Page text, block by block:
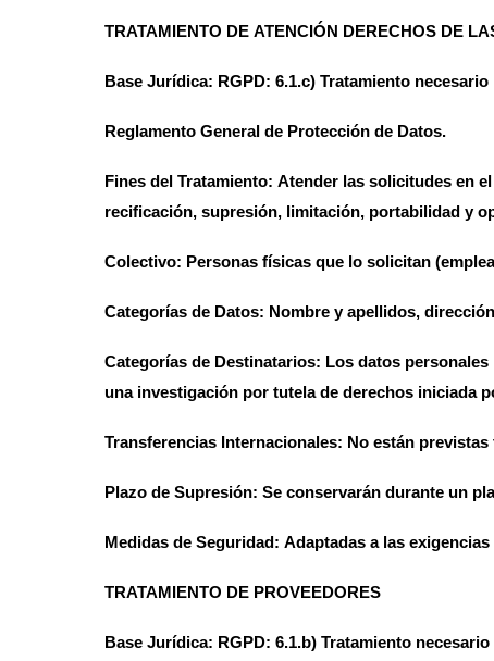
TRATAMIENTO DE ATENCIÓN DERECHOS DE
Base Jurídica: RGPD: 6.1.c) Tratamiento
Reglamento General de Protección de Datos.
Fines del Tratamiento: Atender las solicitudes en
recificación, supresión, limitación, portabilidad y
Colectivo: Personas físicas que lo solicitan
Categorías de Datos: Nombre y apellidos,
Categorías de Destinatarios: Los datos
una investigación por tutela de derechos iniciada
Transferencias Internacionales: No están
Plazo de Supresión: Se conservarán durante un
Medidas de Seguridad: Adaptadas a las
TRATAMIENTO DE PROVEEDORES
Base Jurídica: RGPD: 6.1.b) Tratamiento